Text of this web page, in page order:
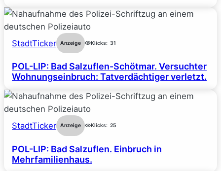
StadtTicker Anzeige Klicks: 31
POL-LIP: Bad Salzuflen-Schötmar. Versuchter
Wohnungseinbruch: Tatverdächtiger verletzt.
StadtTicker Anzeige Klicks: 25
POL-LIP: Bad Salzuflen. Einbruch in
Mehrfamilienhaus.